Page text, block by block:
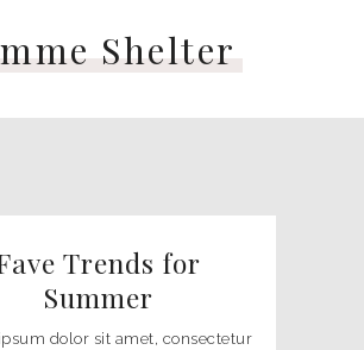
Shelter
Trends for
Summer
dolor sit amet, consectetur